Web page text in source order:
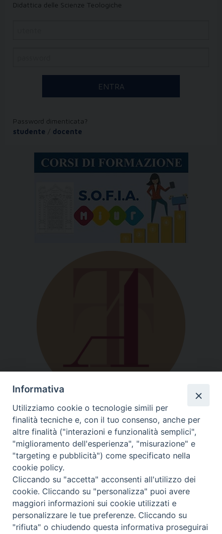
Didattica delle Scienze Teologiche
Password dimenticata?
studente / docente
Trasparenza
Informativa
Utilizziamo cookie o tecnologie simili per
finalità tecniche e, con il tuo consenso, anche per
altre finalità ("interazioni e funzionalità semplici",
"miglioramento dell'esperienza", "misurazione" e
"targeting e pubblicità") come specificato nella
cookie policy.
Cliccando su "accetta" acconsenti all'utilizzo dei
cookie. Cliccando su "personalizza" puoi avere
maggiori informazioni sui cookie utilizzati e
personalizzare le tue preferenze. Cliccando su
"rifiuta" o chiudendo questa informativa proseguirai